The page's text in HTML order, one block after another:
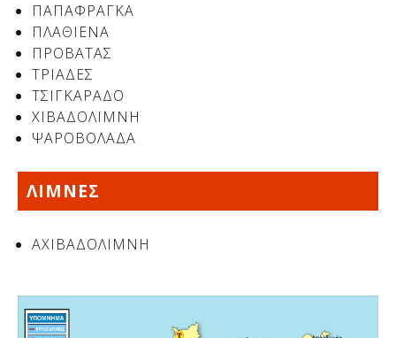
Δείτε μας:
ΠΑΠΑΦΡΑΓΚΑ
ΠΛΑΘΙΕΝΑ
ΠΡΟΒΑΤΑΣ
ΤΡΙΑΔΕΣ
ΤΣΙΓΚΑΡΑΔΟ
ΧΙΒΑΔΟΛΙΜΝΗ
ΨΑΡΟΒΟΛΑΔΑ
ΛΙΜΝΕΣ
ΑΧΙΒΑΔΟΛΙΜΝΗ